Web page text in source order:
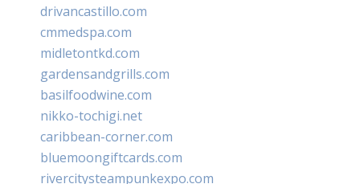
drivancastillo.com
cmmedspa.com
midletontkd.com
gardensandgrills.com
basilfoodwine.com
nikko-tochigi.net
caribbean-corner.com
bluemoongiftcards.com
rivercitysteampunkexpo.com